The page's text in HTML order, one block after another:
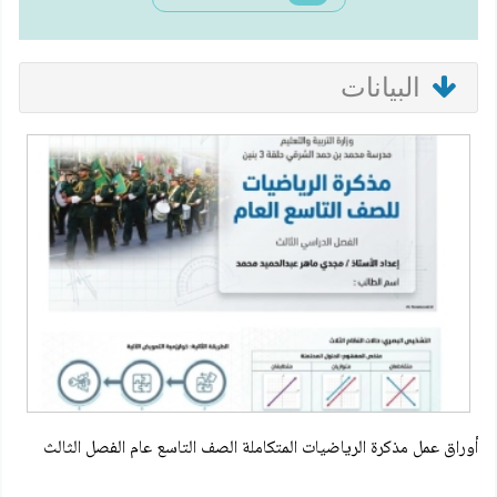
البيانات
أوراق عمل مذكرة الرياضيات المتكاملة الصف التاسع عام الفصل الثالث